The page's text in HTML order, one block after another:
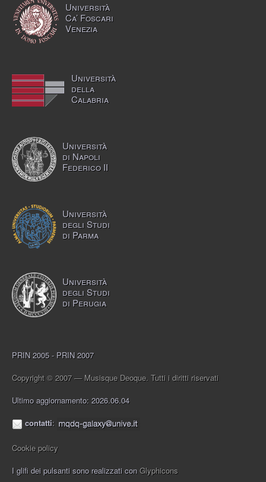
Università
Ca’ Foscari
Venezia
Università
della
Calabria
Università
di Napoli
Federico II
Università
degli Studi
di Parma
Università
degli Studi
di Perugia
PRIN 2005 - PRIN 2007
Copyright © 2007 — Musisque Deoque. Tutti i diritti riservati
Ultimo aggiornamento: 2026.06.04
contatti:
Cookie policy
I glifi dei pulsanti sono realizzati con Glyphicons